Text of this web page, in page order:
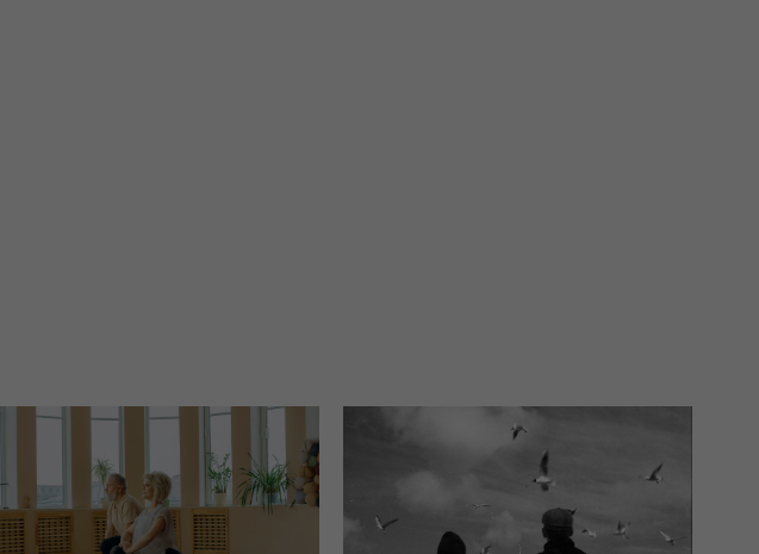
w usługach, z których korzystasz). Taką podstawą
jest tzw. uzasadniony interes administratora.
będzie odbywać się na podstawie Twojej dobrowolnej